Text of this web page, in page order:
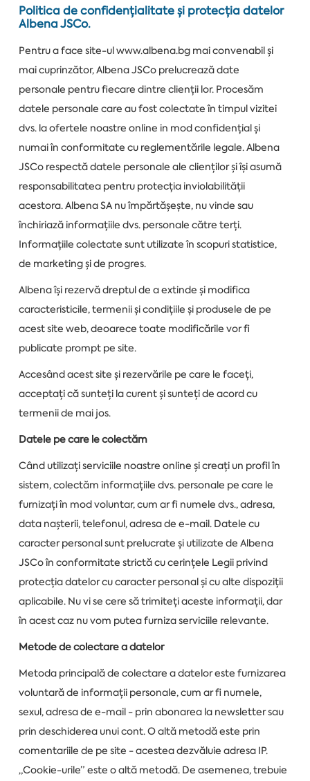
Politica de confidențialitate și protecția datelor
Albena JSCo.
Pentru a face site-ul www.albena.bg mai convenabil și
mai cuprinzător, Albena JSCo prelucrează date
personale pentru fiecare dintre clienții lor. Procesăm
datele personale care au fost colectate în timpul vizitei
dvs. la ofertele noastre online in mod confidențial și
numai în conformitate cu reglementările legale. Albena
JSCo respectă datele personale ale clienților și își asumă
responsabilitatea pentru protecția inviolabilității
acestora. Albena SA nu împărtășește, nu vinde sau
închiriază informațiile dvs. personale către terți.
Informațiile colectate sunt utilizate în scopuri statistice,
de marketing și de progres.
Albena își rezervă dreptul de a extinde și modifica
caracteristicile, termenii și condițiile și produsele de pe
acest site web, deoarece toate modificările vor fi
publicate prompt pe site.
Accesând acest site și rezervările pe care le faceți,
acceptați că sunteți la curent și sunteți de acord cu
termenii de mai jos.
Datele pe care le colectăm
Când utilizați serviciile noastre online și creați un profil în
sistem, colectăm informațiile dvs. personale pe care le
furnizați în mod voluntar, cum ar fi numele dvs., adresa,
data nașterii, telefonul, adresa de e-mail. Datele cu
caracter personal sunt prelucrate și utilizate de Albena
JSCo în conformitate strictă cu cerințele Legii privind
protecția datelor cu caracter personal și cu alte dispoziții
aplicabile. Nu vi se cere să trimiteți aceste informații, dar
în acest caz nu vom putea furniza serviciile relevante.
Metode de colectare a datelor
Metoda principală de colectare a datelor este furnizarea
voluntară de informații personale, cum ar fi numele,
sexul, adresa de e-mail - prin abonarea la newsletter sau
prin deschiderea unui cont. O altă metodă este prin
comentariile de pe site - acestea dezvăluie adresa IP.
„Cookie-urile” este o altă metodă. De asemenea, trebuie